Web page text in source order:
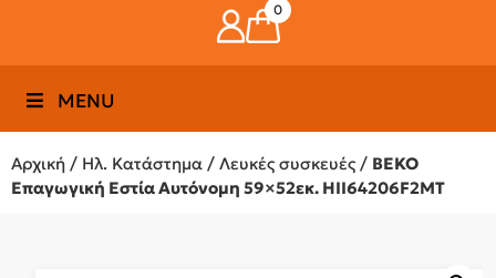
0
MENU
Αρχική / Ηλ. Κατάστημα / Λευκές συσκευές / BEKO
Επαγωγική Εστία Αυτόνομη 59×52εκ. HII64206F2MT